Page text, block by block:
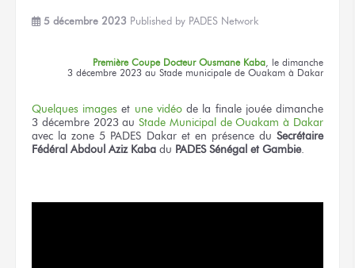
5 décembre 2023 Published by PADES Network
Première CoupeDocteur Ousmane Kaba
le dimanche
3 décembre 2023 au Stade municipale de Ouakam à Dakar
Quelques images et une vidéo de la finalejouée dimanche
3 décembre 2023 auStade Municipal de Ouakam à Dakar
avec la zone 5 PADES Dakar et en présence duSecrétaire
Fédéral Abdoul Aziz Kaba du PADESSénégal et Gambie.